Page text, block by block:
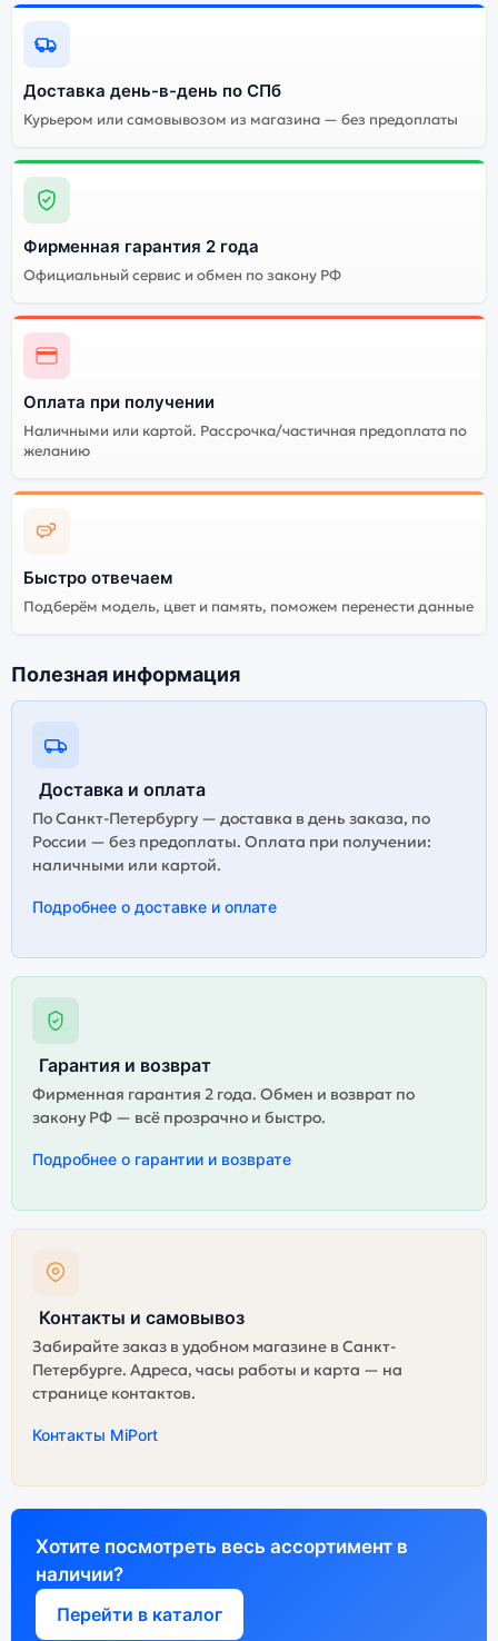
Доставка день-в-день по СПб
Курьером или самовывозом из магазина — без предоплаты
Фирменная гарантия 2 года
Официальный сервис и обмен по закону РФ
Оплата при получении
Наличными или картой. Рассрочка/частичная предоплата по
желанию
Быстро отвечаем
Подберём модель, цвет и память, поможем перенести данные
Полезная информация
Доставка и оплата
По Санкт-Петербургу — доставка в день заказа, по
России — без предоплаты. Оплата при получении:
наличными или картой.
Подробнее о доставке и оплате
Гарантия и возврат
Фирменная гарантия 2 года. Обмен и возврат по
закону РФ — всё прозрачно и быстро.
Подробнее о гарантии и возврате
Контакты и самовывоз
Забирайте заказ в удобном магазине в Санкт-
Петербурге. Адреса, часы работы и карта — на
странице контактов.
Контакты MiPort
Хотите посмотреть весь ассортимент в
наличии?
Перейти в каталог